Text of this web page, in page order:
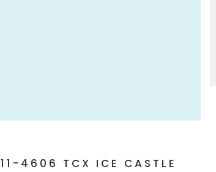
11-4606 TCX ICE CASTLE